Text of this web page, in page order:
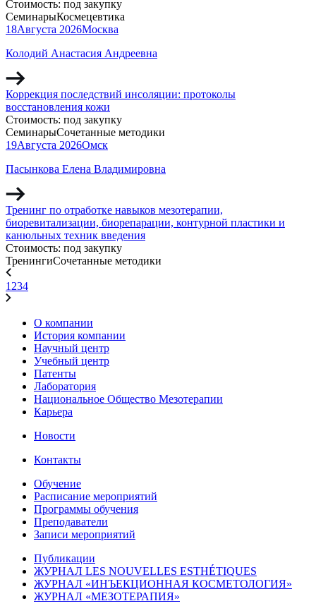
Стоимость: под закупку
СеминарыКосмецевтика
18Августа 2026Москва
Колодий Анастасия Андреевна
Коррекция последствий инсоляции: протоколы
восстановления кожи
Стоимость: под закупку
СеминарыСочетанные методики
19Августа 2026Омск
Пасынкова Елена Владимировна
Тренинг по отработке навыков мезотерапии,
биоревитализации, биорепарации, контурной пластики и
канюльных техник введения
Стоимость: под закупку
ТренингиСочетанные методики
1 234
О компании
История компании
Научный центр
Учебный центр
Патенты
Лаборатория
Национальное Общество Мезотерапии
Карьера
Новости
Контакты
Обучение
Расписание мероприятий
Программы обучения
Преподаватели
Записи мероприятий
Публикации
ЖУРНАЛ LES NOUVELLES ESTHÉTIQUES
ЖУРНАЛ «ИНЪЕКЦИОННАЯ КОСМЕТОЛОГИЯ»
ЖУРНАЛ «МЕЗОТЕРАПИЯ»